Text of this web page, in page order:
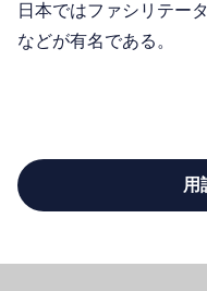
日本ではファシリテー
などが有名である。
用